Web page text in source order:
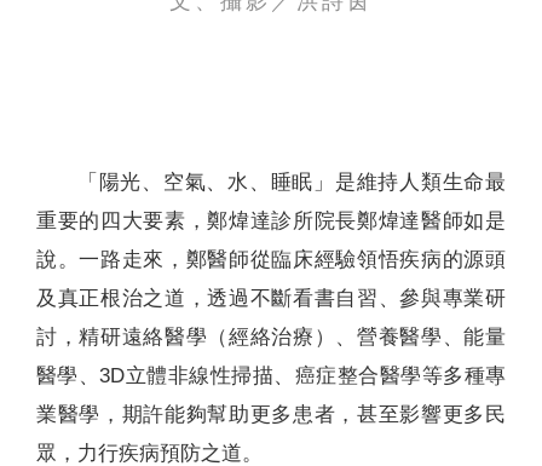
「陽光、空氣、水、睡眠」是維持人類生命最
重要的四大要素，鄭煒達診所院長鄭煒達醫師如是
說。一路走來，鄭醫師從臨床經驗領悟疾病的源頭
及真正根治之道，透過不斷看書自習、參與專業研
討，精研遠絡醫學（經絡治療）、營養醫學、能量
醫學、3D立體非線性掃描、癌症整合醫學等多種專
業醫學，期許能夠幫助更多患者，甚至影響更多民
眾，力行疾病預防之道。